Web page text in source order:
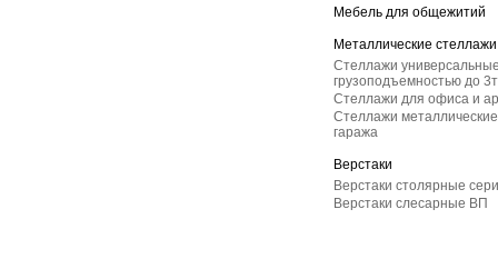
Мебель для общежитий
Металлические стеллажи
Стеллажи
грузоподъемностью до
Стеллажи для офиса и
Стеллажи
гаража
Верстаки
Верстаки столярные
Верстаки слесарные ВП